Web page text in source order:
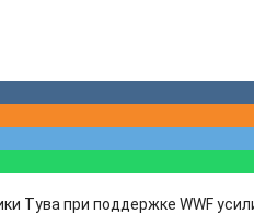
Тува при поддержке WWF